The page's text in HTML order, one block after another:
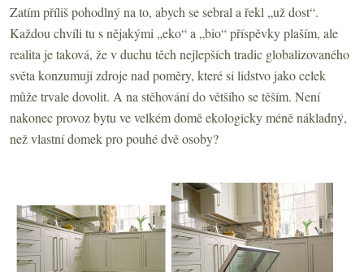
Zatím příliš pohodlný na to, abych se sebral a řekl „už dost“.
Každou chvíli tu s nějakými „eko“ a „bio“ příspěvky plaším, ale
realita je taková, že v duchu těch nejlepších tradic globalizovaného
světa konzumuji zdroje nad poměry, které si lidstvo jako celek
může trvale dovolit. A na stěhování do většího se těším. Není
nakonec provoz bytu ve velkém domě ekologicky méně nákladný,
než vlastní domek pro pouhé dvě osoby?